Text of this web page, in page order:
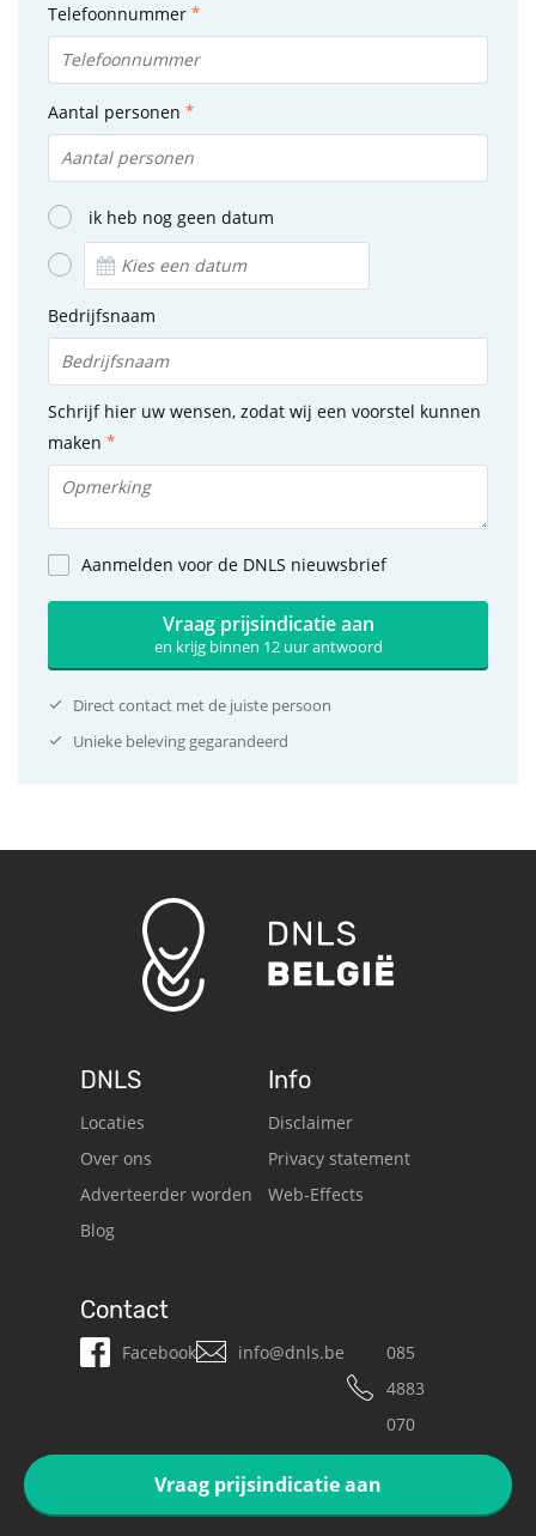
Telefoonnummer
Aantal personen
ik heb nog geen datum
Bedrijfsnaam
Schrijf hier uw wensen, zodat wij een voorstel kunnen
maken
Aanmelden voor de DNLS nieuwsbrief
Vraag prijsindicatie aan
en krijg binnen 12 uur antwoord
Direct contact met de juiste persoon
Unieke beleving gegarandeerd
Vraag prijsindicatie aan
DNLS
Locaties
Over ons
Adverteerder worden
Blog
Info
Disclaimer
Privacy statement
Web-Effects
Contact
Facebook info@dnls.be
085
4883
070